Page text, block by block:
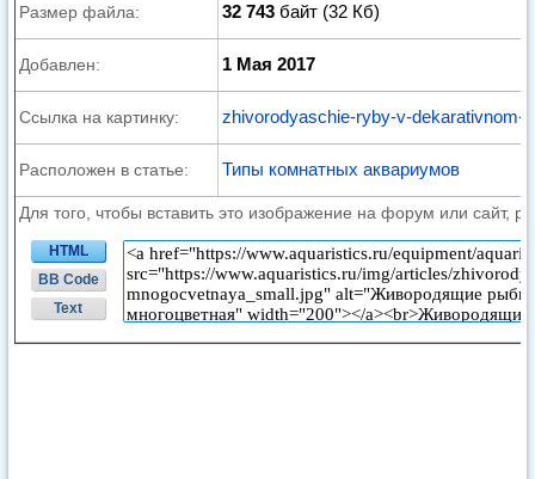
Размер файла: 32 743 байт (32 Кб)
Добавлен: 1 Мая 2017
Ссылка на картинку: zhivorodyaschie-ryby-v-dekarativnom-
Расположен в статье: Типы комнатных аквариумов
Для того, чтобы вставить это изображение на форум или сайт,
HTML
BB Code
Text